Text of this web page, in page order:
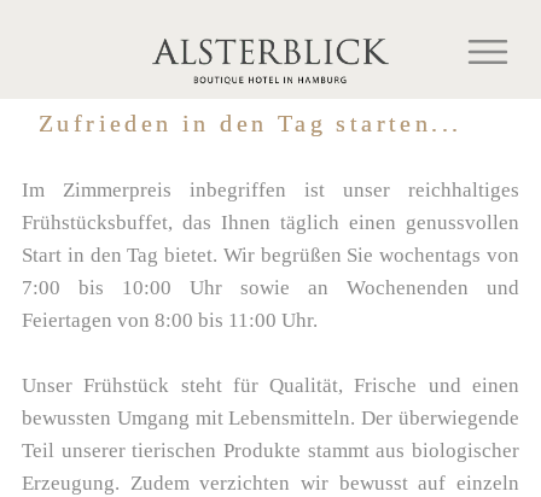
Zufrieden in den Tag starten...
Im Zimmerpreis inbegriffen ist unser reichhaltiges
Frühstücksbuffet, das Ihnen täglich einen genussvollen
Start in den Tag bietet. Wir begrüßen Sie wochentags von
7:00 bis 10:00 Uhr sowie an Wochenenden und
Feiertagen von 8:00 bis 11:00 Uhr.
Unser Frühstück steht für Qualität, Frische und einen
bewussten Umgang mit Lebensmitteln. Der überwiegende
Teil unserer tierischen Produkte stammt aus biologischer
Erzeugung. Zudem verzichten wir bewusst auf einzeln